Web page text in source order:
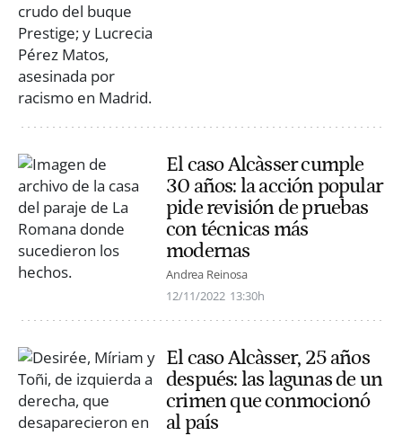
El caso Alcàsser cumple
30 años: la acción popular
pide revisión de pruebas
con técnicas más
modernas
Andrea Reinosa
12/11/2022 13:30h
El caso Alcàsser, 25 años
después: las lagunas de un
crimen que conmocionó
al país